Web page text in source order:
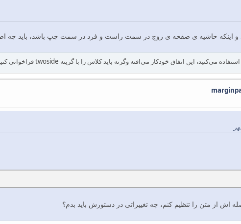
و اینکه حاشیه ی صفحه ی زوج در سمت راست و فرد در سمت چپ باشد، باید چه
اش از متن را تنظیم کنم، چه تغییراتی در دستورش باید بدم؟